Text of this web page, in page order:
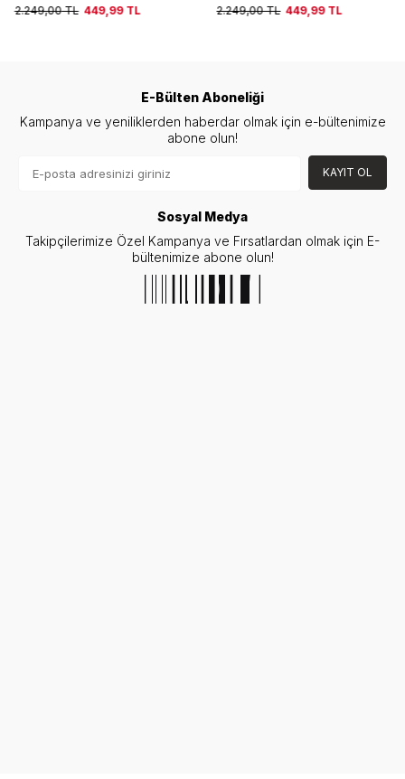
2.249,00TL 449,99TL
2.249,00TL 449,99TL
E-Bülten Aboneliği
Kampanya ve yeniliklerden haberdar olmak için e-bültenimize
abone olun!
KAYIT OL
Sosyal Medya
Takipçilerimize Özel Kampanya ve Fırsatlardan olmak için E-
bültenimize abone olun!